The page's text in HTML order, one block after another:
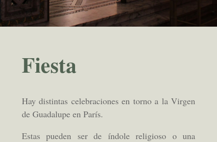
Fiesta
Hay distintas celebraciones en torno a la Virgen
de Guadalupe en París.
Estas pueden ser de índole religioso o una